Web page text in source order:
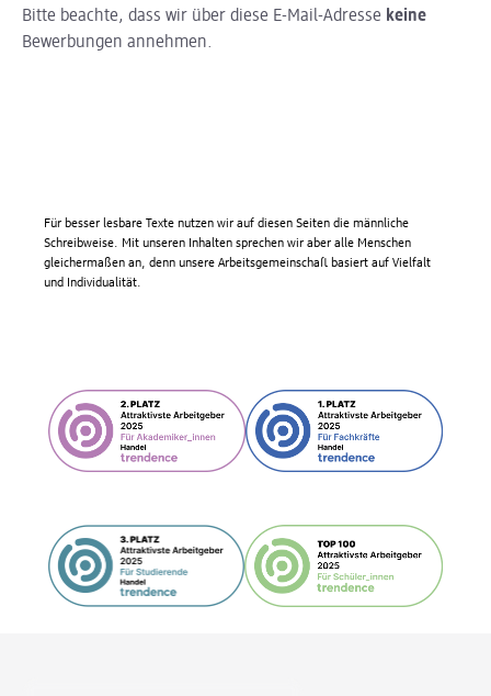
Bitte beachte, dass wir über diese E-Mail-Adresse keine
Bewerbungen annehmen.
Für besser lesbare Texte nutzen wir auf diesen Seiten die männliche
Schreibweise. Mit unseren Inhalten sprechen wir aber alle Menschen
gleichermaßen an, denn unsere Arbeitsgemeinschaft basiert auf Vielfalt
und Individualität.